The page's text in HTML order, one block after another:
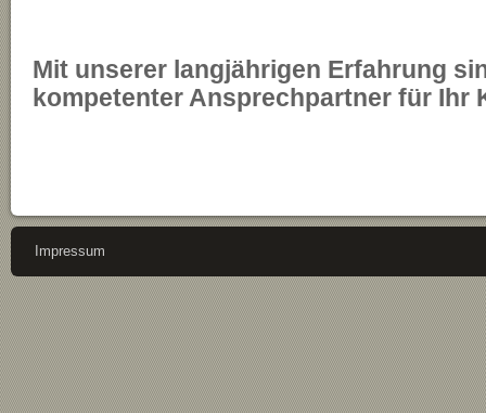
Mit unserer langjährigen Erfahrung
kompetenter Ansprechpartner für Ihr
Impressum